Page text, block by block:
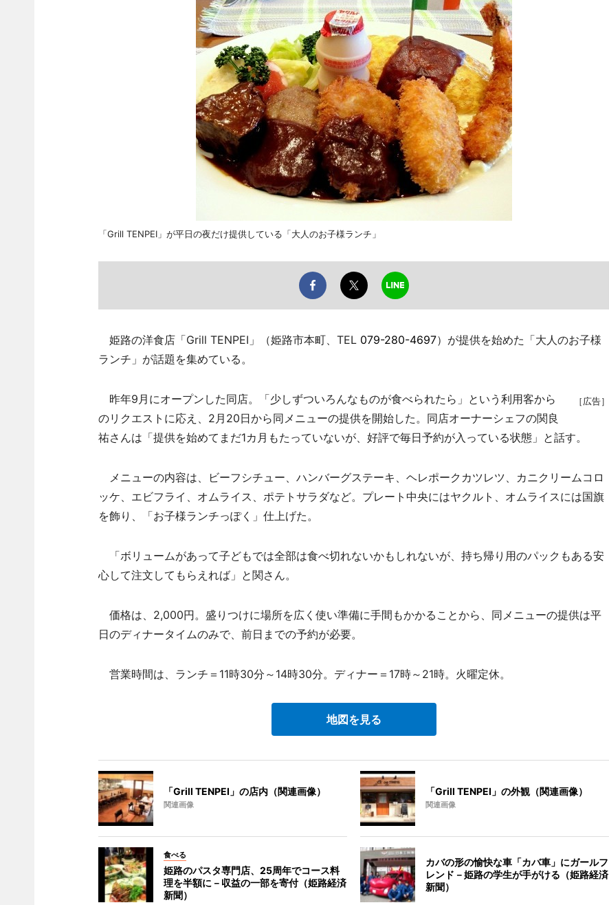
「Grill TENPEI」が平日の夜だけ提供している「大人のお子様ランチ」
姫路の洋食店「Grill TENPEI」（姫路市本町、TEL 079-280-4697）が提供を始めた「大人のお子様
ランチ」が話題を集めている。
［広告］
昨年9月にオープンした同店。「少しずついろんなものが食べられたら」という利用客から
のリクエストに応え、2月20日から同メニューの提供を開始した。同店オーナーシェフの関良
祐さんは「提供を始めてまだ1カ月もたっていないが、好評で毎日予約が入っている状態」と話す。
メニューの内容は、ビーフシチュー、ハンバーグステーキ、ヘレポークカツレツ、カニクリームコロ
ッケ、エビフライ、オムライス、ポテトサラダなど。プレート中央にはヤクルト、オムライスには国旗
を飾り、「お子様ランチっぽく」仕上げた。
「ボリュームがあって子どもでは全部は食べ切れないかもしれないが、持ち帰り用のパックもある安
心して注文してもらえれば」と関さん。
価格は、2,000円。盛りつけに場所を広く使い準備に手間もかかることから、同メニューの提供は平
日のディナータイムのみで、前日までの予約が必要。
営業時間は、ランチ＝11時30分～14時30分。ディナー＝17時～21時。火曜定休。
地図を見る
「Grill TENPEI」の店内（関連画像）
関連画像
「Grill TENPEI」の外観（関連画像）
関連画像
食べる
姫路のパスタ専門店、25周年でコース料
理を半額に－収益の一部を寄付（姫路経済
新聞）
カバの形の愉快な車「カバ車」にガールフ
レンド－姫路の学生が手がける（姫路経済
新聞）